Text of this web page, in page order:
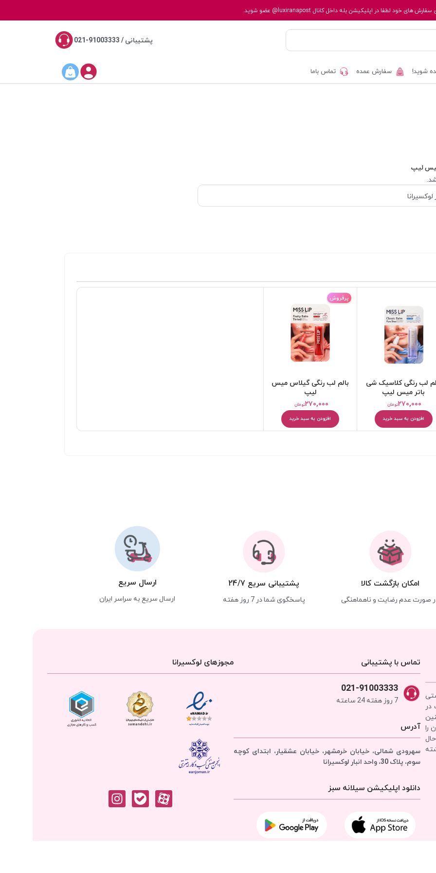
سفارش های خود لطفا در اپلیکیشن بله داخل کانال@luxiranapost عضو شوید.
پشتیبانی / 91003333-021
کرم مرطوب کننده
بالم و مرطوب کننده لب
شوید! سفارش عمده تماس باما
لیپ
لب رنگی کلاسیک شی
باتر میس لیپ
تومان۲۷۰,۰۰۰
افزودن به سبد خرید
پرفروش
بالم لب رنگی گیلاس میس
لیپ
تومان۲۷۰,۰۰۰
افزودن به سبد خرید
امکان بازگشت کالا
صورت عدم رضایت و ناهماهنگی
پشتیبانی سریع 24/7
پاسخگوی شما در 7 روز هفته
ارسال سریع
ارسال سریع به سراسر ایران
در
را
تماس با پشتیبانی
021-91003333
7 روز هفته 24 ساعته
آدرس
سهرودی شمالی، خیابان خرمشهر، خیابان عشقیار، ابتدای کوچه
سوم، پلاک 30، واحد انبار
لوکسیرانا
دانلود اپلیکیشن سیلانه سبز
مجوزهای لوکسیرانا